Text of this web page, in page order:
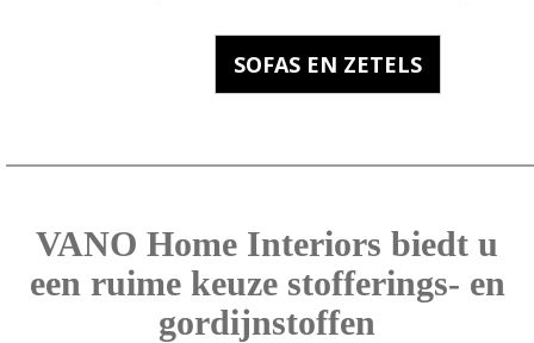
SOFAS EN ZETELS
VANO Home Interiors biedt u
een ruime keuze stofferings- en
gordijnstoffen